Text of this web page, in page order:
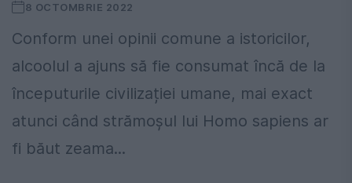
8 OCTOMBRIE 2022
Conform unei opinii comune a istoricilor,
alcoolul a ajuns să fie consumat încă de la
începuturile civilizației umane, mai exact
atunci când strămoșul lui Homo sapiens ar
fi băut zeama...